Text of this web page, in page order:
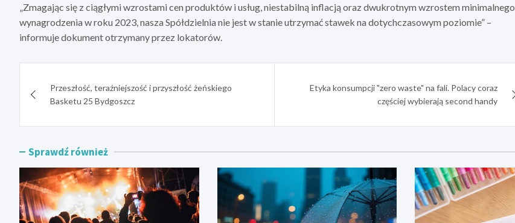
„Zmagając się z ciągłymi wzrostami cen produktów i usług, niestabilną inflacją oraz dwukrotnym wzrostem minimalnego
wynagrodzenia w roku 2023, nasza Spółdzielnia nie jest w stanie utrzymać stawek na dotychczasowym poziomie” –
informuje dokument otrzymany przez lokatorów.
wpisuPrzeszłość, teraźniejszość i przyszłość żeńskiego
Basketu 25 Bydgoszcz
Etyka konsumpcji "zero waste" na fali. Polacy coraz
częściej wybierają second handy
Sprawdź również